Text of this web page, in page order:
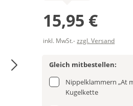
15,95 €
inkl. MwSt.-zzgl. Versand
Gleich mitbestellen:
Nippelklammern „At
Kugelkette